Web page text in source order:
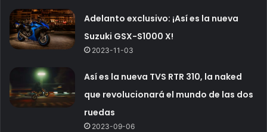
Adelanto exclusivo: ¡Así es la nueva
Suzuki GSX-S1000 X!
2023-11-03
Así es la nueva TVS RTR 310, la naked
que revolucionará el mundo de las dos
ruedas
2023-09-06